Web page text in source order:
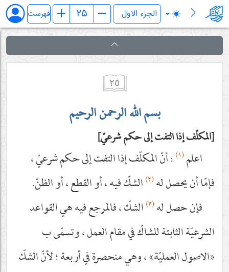
فرائد الاصول (رسائل) فهرست
٢٥
بسم الله الرحمن الرحيم
المكلّف إذا التفت إلى حكم شرعيّ
اعلم(١) : أنّ المكلّف إذا التفت إلى حكم شرعيّ ،
فإمّا أن يحصل له(٢) الشكّ فيه ، أو القطع ، أو الظنّ.
فإن حصل له(٣) الشكّ ، فالمرجع فيه هي القواعد
الشرعيّة الثابتة للشاكّ في مقام العمل ، وتسمّى ب
«الاصول العمليّة» ، وهي منحصرة في أربعة ؛ لأنّ الشكّ